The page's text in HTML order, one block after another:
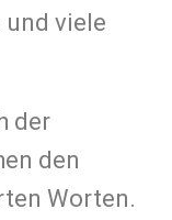
und viele
der
den
Worten.